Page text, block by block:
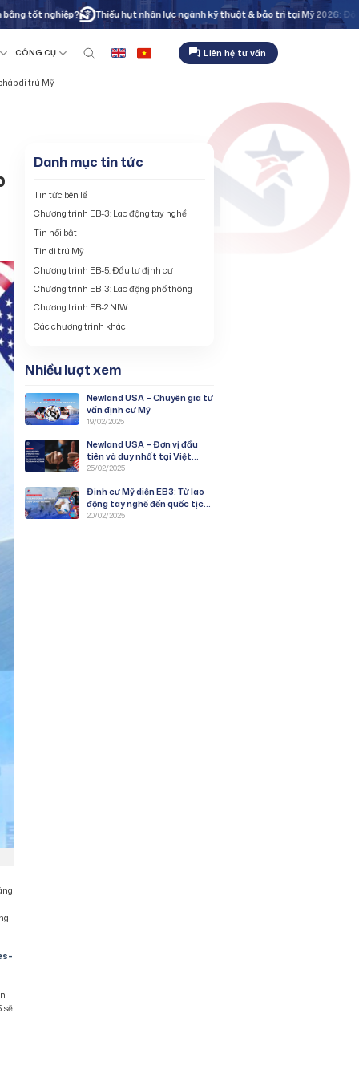
tốt nghiệp? Thiếu hụt nhân lực ngành kỹ thuật & bảo trì tại Mỹ 2026: Động
CÔNG CỤ Liên hệ tư vấn
di trú Mỹ
sẽ
Danh mục tin tức
Tin tức bên lề
Chương trình EB-3: Lao động tay nghề
Tin nổi bật
Tin di trú Mỹ
Chương trình EB-5: Đầu tư định cư
Chương trình EB-3: Lao động phổ thông
Chương trình EB-2 NIW
Các chương trình khác
Nhiều lượt xem
Newland USA – Chuyên gia tư
vấn định cư Mỹ
19/02/2025
Newland USA – Đơn vị đầu
tiên và duy nhất tại Việt
Nam được duyệt PWD
Tay Nghề
25/02/2025
Định cư Mỹ diện EB3: Từ lao
động tay nghề đến quốc tịch
Mỹ
20/02/2025